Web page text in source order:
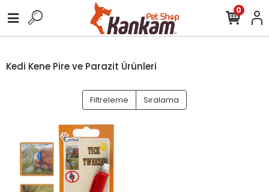
0
Kedi Kene Pire ve Parazit Ürünleri
Filtreleme Sıralama